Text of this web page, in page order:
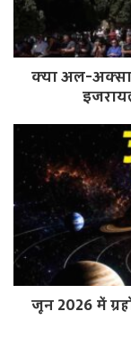
क्या अल-अक्सा
जून 2026 में